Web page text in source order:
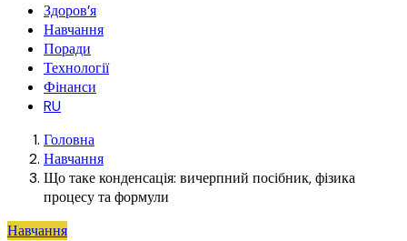
Здоров’я
Навчання
Поради
Технології
Фінанси
RU
Головна
Навчання
Що таке конденсація: вичерпний посібник, фізика
процесу та формули
Навчання